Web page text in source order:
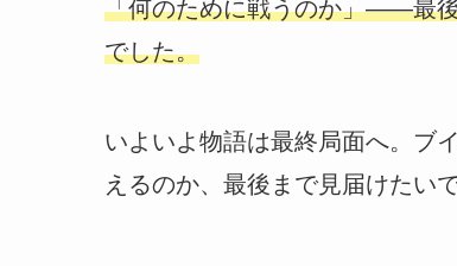
「何のために戦うのか」――最
でした。
いよいよ物語は最終局面へ。ブ
えるのか、最後まで見届けたいで